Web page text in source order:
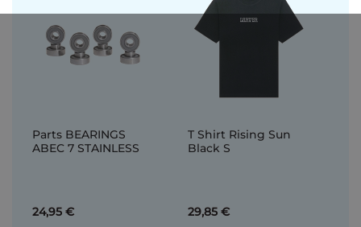
Parts BEARINGS
ABEC 7 STAINLESS
24,95 €
T Shirt Rising Sun
Black S
29,85 €